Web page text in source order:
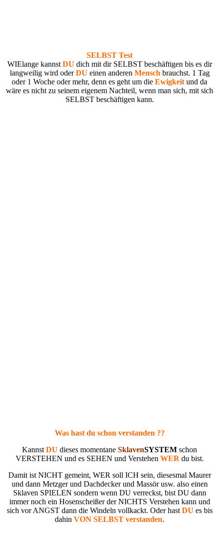
SELBST Test
WIElange kannst DU dich mit dir SELBST beschäftigen bis es dir
langweilig wird oderDU einen anderen Mensch brauchst. 1 Tag
oder 1 Woche oder mehr, denn es geht um die Ewigkeit und da
wäre es nicht zu seinem eigenem Nachteil, wenn man sich, mit sich
SELBST beschäftigen kann.
Was hast du schon verstanden ??
Kannst DU dieses momentane SklavenSYSTEM schon
VERSTEHEN und es SEHEN und Verstehen WER du bist.
Damit ist NICHT gemeint, WER soll ICH sein, diesesmal Maurer
und dann Metzger und Dachdecker und Massör usw. also einen
Sklaven SPIELEN sondern wenn DU verreckst, bist DU dann
immer noch ein Hosenscheißer der NICHTS Verstehen kann und
sich vor ANGST dann die Windeln vollkackt. Oder hast DU es bis
dahin VON SELBST verstanden.